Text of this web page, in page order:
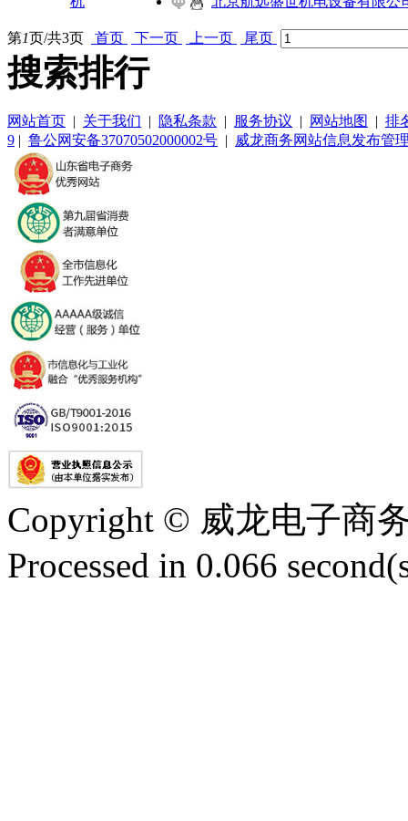
第1页/共3页 首页 下一页 上一页 尾页
搜索排行
网站首页 | 关于我们 | 隐私条款 | 服务协议 | 网站地图 | 排
9 | 鲁公网安备37070502000002号 | 威龙商务网站信息发布管
Copyright © 威龙电子商
Processed in 0.066